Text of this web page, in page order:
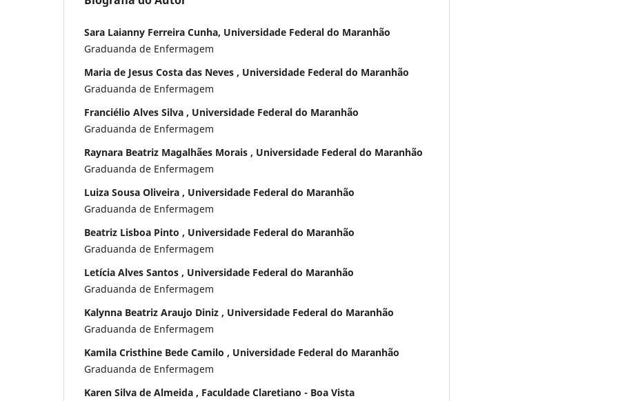
Sara Laianny Ferreira Cunha, Universidade Federal do Maranhão
Graduanda de Enfermagem
Maria de Jesus Costa das Neves , Universidade Federal do Maranhão
Graduanda de Enfermagem
Franciélio Alves Silva , Universidade Federal do Maranhão
Graduanda de Enfermagem
Raynara Beatriz Magalhães Morais , Universidade Federal do Maranhão
Graduanda de Enfermagem
Luiza Sousa Oliveira , Universidade Federal do Maranhão
Graduanda de Enfermagem
Beatriz Lisboa Pinto , Universidade Federal do Maranhão
Graduanda de Enfermagem
Letícia Alves Santos , Universidade Federal do Maranhão
Graduanda de Enfermagem
Kalynna Beatriz Araujo Diniz , Universidade Federal do Maranhão
Graduanda de Enfermagem
Kamila Cristhine Bede Camilo , Universidade Federal do Maranhão
Graduanda de Enfermagem
Karen Silva de Almeida , Faculdade Claretiano - Boa Vista